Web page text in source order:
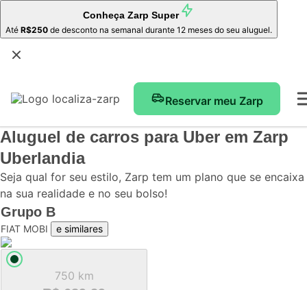
Conheça Zarp Super
Até R$250 de desconto na semanal durante 12 meses do seu aluguel.
Reservar meu Zarp
Aluguel de carros para Uber em Zarp
Uberlandia
Seja qual for seu estilo, Zarp tem um plano que se encaixa
na sua realidade e no seu bolso!
Grupo B
FIAT MOBI e similares
750 km